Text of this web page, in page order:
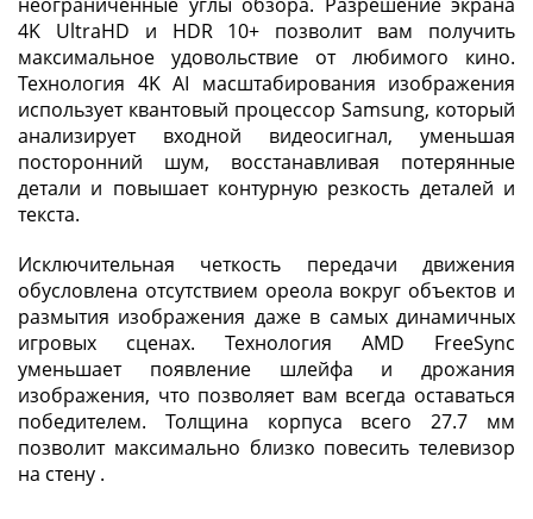
4K UltraHD и HDR 10+ позволит вам получить
максимальное удовольствие от любимого кино.
Технология 4K AI масштабирования изображения
использует квантовый процессор Samsung, который
анализирует входной видеосигнал, уменьшая
посторонний шум, восстанавливая потерянные
детали и повышает контурную резкость деталей и
текста.
Исключительная четкость передачи движения
обусловлена отсутствием ореола вокруг объектов и
размытия изображения даже в самых динамичных
игровых сценах. Технология AMD FreeSync
уменьшает появление шлейфа и дрожания
изображения, что позволяет вам всегда оставаться
победителем. Толщина корпуса всего 27.7 мм
позволит максимально близко повесить телевизор
на стену .